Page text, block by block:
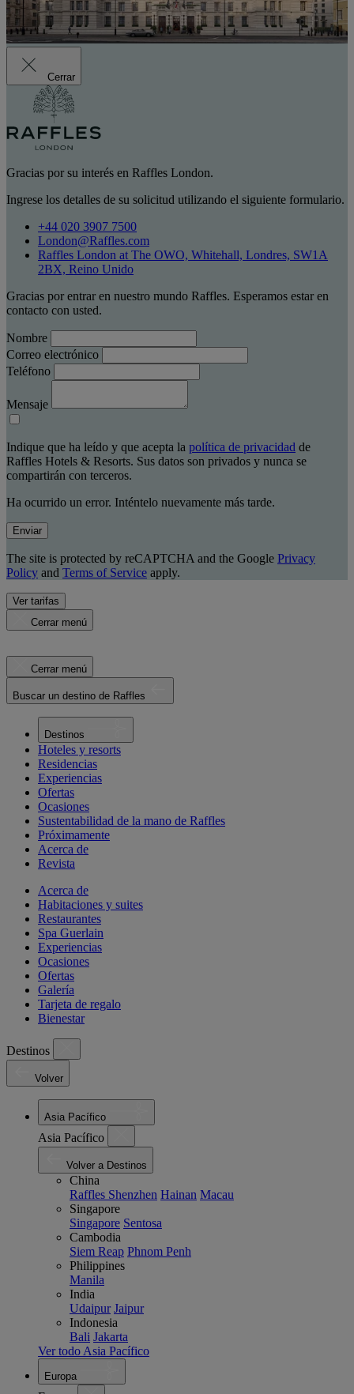
Cerrar
Gracias por su interés en Raffles London.
Ingrese los detalles de su solicitud utilizando el siguiente formulario.
+44 020 3907 7500
London@Raffles.com
Raffles London at The OWO, Whitehall, Londres, SW1A
2BX, Reino Unido
Gracias por entrar en nuestro mundo Raffles. Esperamos estar en
contacto con usted.
Nombre
Correo electrónico
Teléfono
Mensaje
Indique que ha leído y que acepta la política de privacidad de
Raffles Hotels & Resorts. Sus datos son privados y nunca se
compartirán con terceros.
Ha ocurrido un error. Inténtelo nuevamente más tarde.
Enviar
The site is protected by reCAPTCHA and the Google Privacy
Policy and Terms of Service apply.
Ver tarifas
Cerrar menú
Cerrar menú
Buscar un destino de Raffles
Destinos
Hoteles y resorts
Residencias
Experiencias
Ofertas
Ocasiones
Sustentabilidad de la mano de Raffles
Próximamente
Acerca de
Revista
Acerca de
Habitaciones y suites
Restaurantes
Spa Guerlain
Experiencias
Ocasiones
Ofertas
Galería
Tarjeta de regalo
Bienestar
Destinos
Volver
Asia Pacífico
Asia Pacífico
Volver a Destinos
China
Raffles Shenzhen Hainan Macau
Singapore
Singapore Sentosa
Cambodia
Siem Reap Phnom Penh
Philippines
Manila
India
Udaipur Jaipur
Indonesia
Bali Jakarta
Ver todo Asia Pacífico
Europa